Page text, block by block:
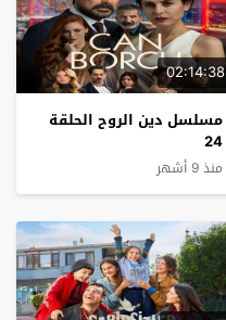
02:14:38
مسلسل دين الروح الحلقة
24
منذ 9 أشهر